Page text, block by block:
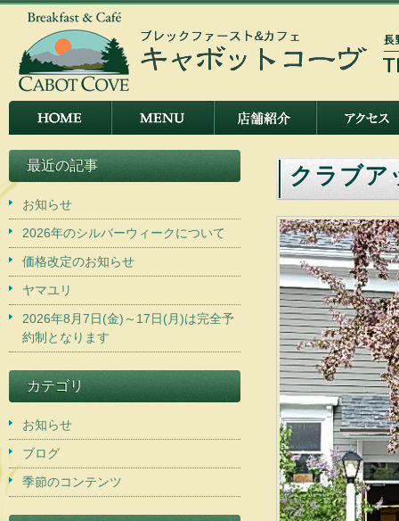
クラブア
最近の記事
お知らせ
2026年のシルバーウィークについて
価格改定のお知らせ
ヤマユリ
2026年8月7日(金)～17日(月)は完全予
約制となります
カテゴリ
お知らせ
ブログ
季節のコンテンツ